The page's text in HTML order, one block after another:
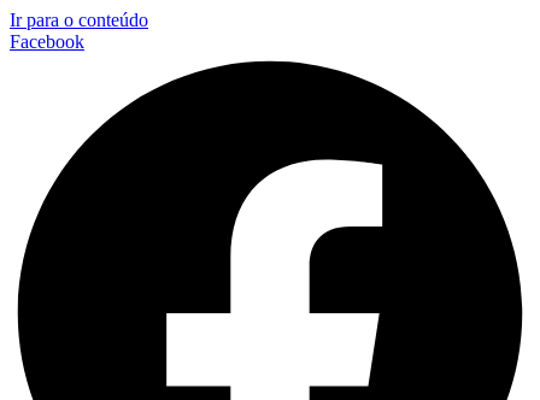
Ir para o conteúdo
Facebook